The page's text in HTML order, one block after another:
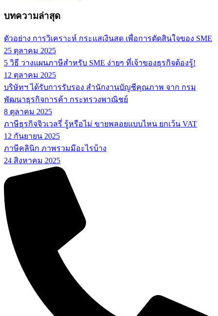
บทความล่าสุด
ตัวอย่าง การวิเคราะห์ กระแสเงินสด เพื่อการตัดสินใจของ SME
25 ตุลาคม 2025
5 วิธี วางแผนภาษีสำหรับ SME ง่ายๆ ที่เจ้าของธุรกิจต้องรู้!
12 ตุลาคม 2025
บริษัทฯ ได้รับการรับรอง สำนักงานบัญชีคุณภาพ จาก กรม
พัฒนาธุรกิจการค้า กระทรวงพาณิชย์
8 ตุลาคม 2025
ภาษีธุรกิจจิวเวลรี่ รู้หรือไม่ ขายพลอยแบบไหน ยกเว้น VAT
12 กันยายน 2025
ภาษีคลินิก ภาพรวมมีอะไรบ้าง
24 สิงหาคม 2025